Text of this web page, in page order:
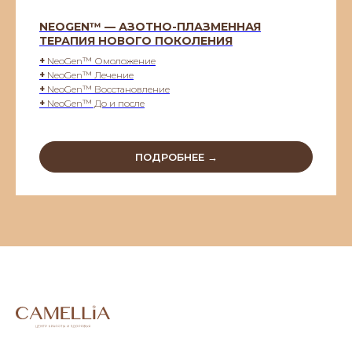
NEOGEN™ — АЗОТНО-ПЛАЗМЕННАЯ
ТЕРАПИЯ НОВОГО ПОКОЛЕНИЯ
+ NeoGen™ Омоложение
+ NeoGen™ Лечение
+ NeoGen™ Восстановление
+ NeoGen™ До и после
ПОДРОБНЕЕ →